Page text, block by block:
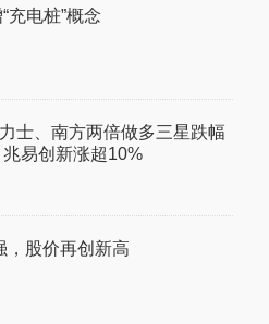
充电桩”概念
士、南方两倍做多三星跌幅
易创新涨超10%
，股价再创新高